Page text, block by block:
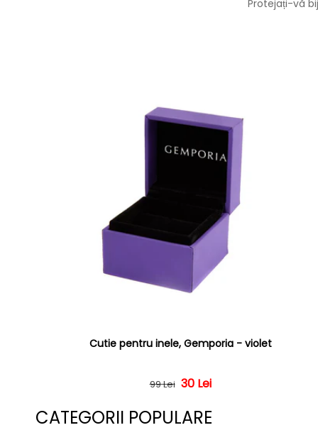
Protejați-vă
Cutie pentru inele, Gemporia - violet
Preț obișnuit
99 Lei Preț redus
30 Lei
CATEGORII POPULARE